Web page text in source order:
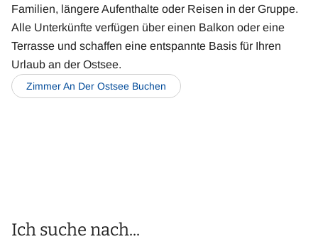
Familien, längere Aufenthalte oder Reisen in der Gruppe.
Alle Unterkünfte verfügen über einen Balkon oder eine
Terrasse und schaffen eine entspannte Basis für Ihren
Urlaub an der Ostsee.
Zimmer An Der Ostsee Buchen
Ich suche nach...